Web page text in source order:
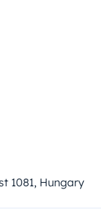
1081, Hungary